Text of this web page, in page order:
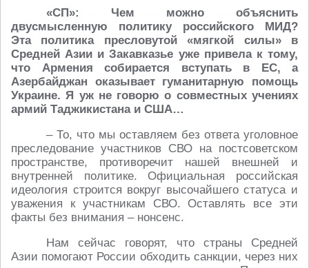
«СП»: Чем можно объяснить
двусмысленную политику российского МИД?
Эта политика пресловутой «мягкой силы» в
Средней Азии и Закавказье уже привела к тому,
что Армения собирается вступать в ЕС, а
Азербайджан оказывает гуманитарную помощь
Украине. Я уж не говорю о совместных учениях
армий Таджикистана и США…
– То, что мы оставляем без ответа уголовное
преследование участников СВО на постсоветском
пространстве, противоречит нашей внешней и
внутренней политике. Официальная российская
идеология строится вокруг высочайшего статуса и
уважения к участникам СВО. Оставлять все эти
факты без внимания – нонсенс.
Нам сейчас говорят, что страны Средней
Азии помогают России обходить санкции, через них